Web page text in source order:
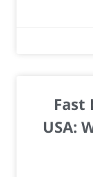
Fast
USA: